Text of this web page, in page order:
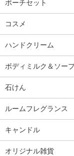
ポーチセット
コスメ
ハンドクリーム
ボディミルク＆ソー
石けん
ルームフレグランス
キャンドル
オリジナル雑貨